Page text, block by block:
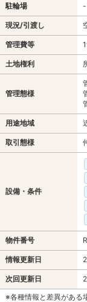
駐輪場 -
現況/引渡し
管理費等
土地権利
管理態様
用途地域
取引態様
設備・条件
物件番号
情報更新日
次回更新日
※各種情報と差異がある